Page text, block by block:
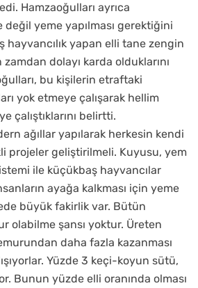
Hamzaoğulları ayrıca
yeme yapılması gerektiğini
hayvancılık yapan elli tane zengin
dolayı karda olduklarını
bu kişilerin etraftaki
yok etmeye çalışarak hellim
çalıştıklarını belirtti.
ağıllar yapılarak herkesin kendi
projeler geliştirilmeli. Kuyusu, yem
ile küçükbaş hayvancılar
ayağa kalkması için yeme
büyük fakirlik var. Bütün
olabilme şansı yoktur. Üreten
daha fazla kazanması
Yüzde 3 keçi-koyun sütü,
Bunun yüzde elli oranında olması